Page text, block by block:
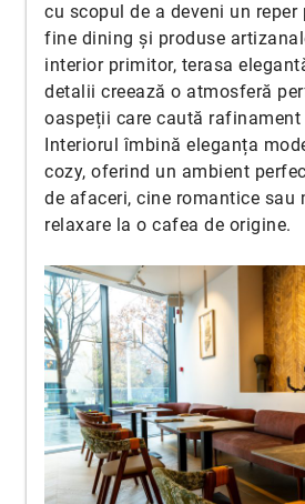
cu scopul de a deveni un
fine dining și produse
interior primitor, terasa
detalii creează o atmosferă
oaspeții care caută
Interiorul îmbină eleganța
cozy, oferind un ambient
de afaceri, cine romantice sau
relaxare la o cafea de origine.